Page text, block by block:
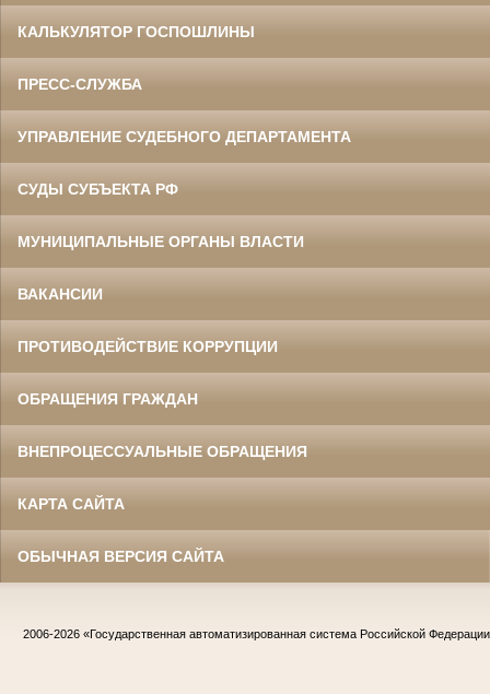
КАЛЬКУЛЯТОР ГОСПОШЛИНЫ
ПРЕСС-СЛУЖБА
УПРАВЛЕНИЕ СУДЕБНОГО ДЕПАРТАМЕНТА
СУДЫ СУБЪЕКТА РФ
МУНИЦИПАЛЬНЫЕ ОРГАНЫ ВЛАСТИ
ВАКАНСИИ
ПРОТИВОДЕЙСТВИЕ КОРРУПЦИИ
ОБРАЩЕНИЯ ГРАЖДАН
ВНЕПРОЦЕССУАЛЬНЫЕ ОБРАЩЕНИЯ
КАРТА САЙТА
ОБЫЧНАЯ ВЕРСИЯ САЙТА
2006-2026 «Государственная автоматизированная система Российской